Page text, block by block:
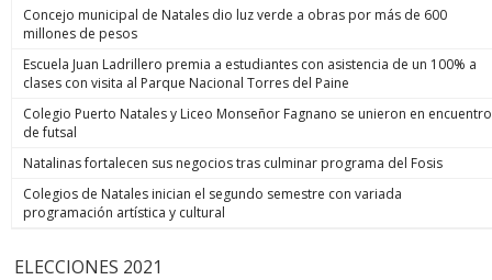
Concejo municipal de Natales dio luz verde a obras por más de 600
millones de pesos
Escuela Juan Ladrillero premia a estudiantes con asistencia de un 100% a
clases con visita al Parque Nacional Torres del Paine
Colegio Puerto Natales y Liceo Monseñor Fagnano se unieron en encuentro
de futsal
Natalinas fortalecen sus negocios tras culminar programa del Fosis
Colegios de Natales inician el segundo semestre con variada
programación artística y cultural
ELECCIONES 2021